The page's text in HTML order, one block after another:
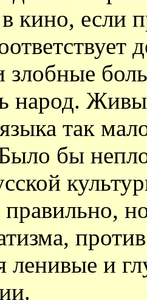
кино, если
злобные
народ.
так
бы
ленивые и